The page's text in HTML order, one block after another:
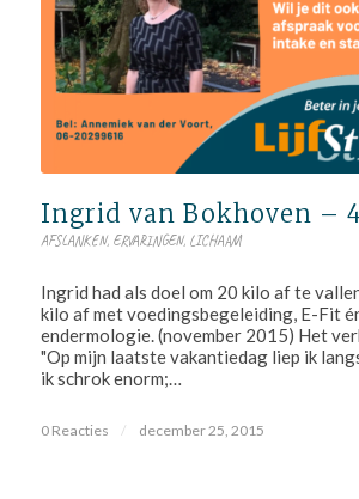
Ingrid van Bokhoven –
AFSLANKEN, ERVARINGEN, LICHAAM
Ingrid had als doel om 20 kilo af te
kilo af met voedingsbegeleiding, E-Fit
endermologie. (november 2015) Het
"Op mijn laatste vakantiedag liep ik
ik schrok enorm;…
0 Reacties / december 25, 2015